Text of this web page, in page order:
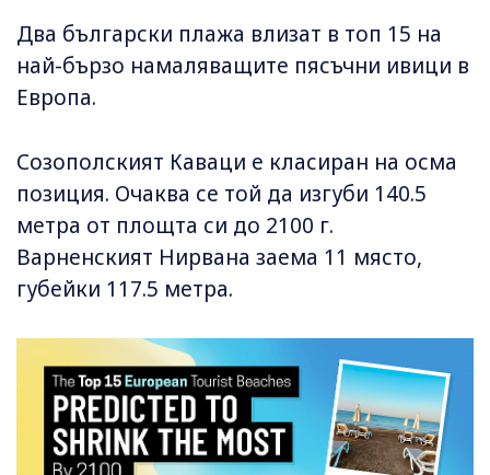
Два български плажа влизат в топ 15 на
най-бързо намаляващите пясъчни ивици в
Европа.
Созополският Каваци е класиран на осма
позиция. Очаква се той да изгуби 140.5
метра от площта си до 2100 г.
Варненският Нирвана заема 11 място,
губейки 117.5 метра.